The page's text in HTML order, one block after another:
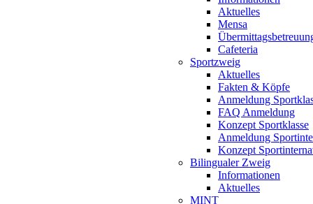
Aktuelles
Mensa
Cafeteria
Sportzweig
Aktuelles
Fakten & Köpfe
Anmeldung
FAQ Anmeldung
Konzept Sportklasse
Anmeldung
Konzept
Bilingualer Zweig
Informationen
Aktuelles
MINT